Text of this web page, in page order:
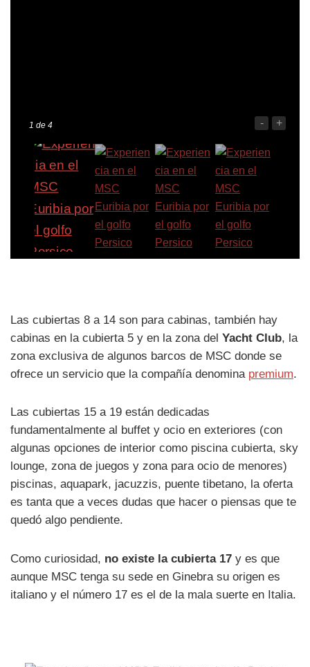
1 de 4 - +
Las cubiertas 8 a 14 son para cabinas, también hay
cabinas en la cubierta 5 y en la zona del Yacht Club, la
zona exclusiva de algunos barcos de MSC donde se
ofrece un servicio que la compañía denomina premium.
Las cubiertas 15 a 19 están dedicadas
fundamentalmente al buffet y ocio en exteriores (con
algunas opciones de interior como piscina cubierta, sky
lounge, zona de juegos y zona para ocio de menores)
piscinas, aquapark, jacuzzis, puente tibetano, la oferta
es tanta que a veces dudas que hacer o piensas que te
quedó algo pendiente.
Como curiosidad, no existe la cubierta 17 y es que
aunque MSC tenga su sede en Ginebra su origen es
italiano y el número 17 es el de la mala suerte en Italia.